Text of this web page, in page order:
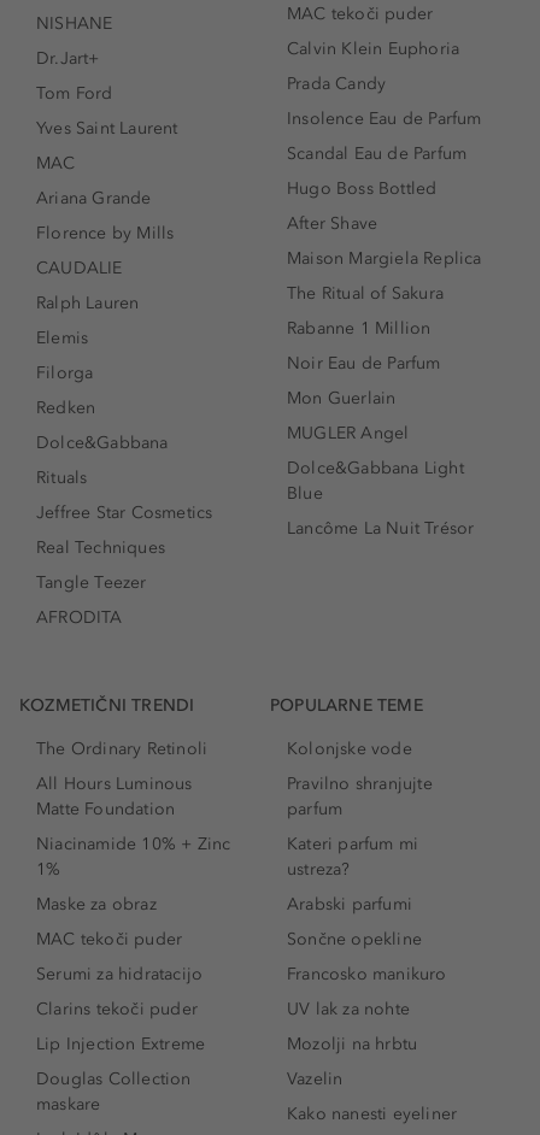
NISHANE
Dr.Jart+
Tom Ford
Yves Saint Laurent
MAC
Ariana Grande
Florence by Mills
CAUDALIE
Ralph Lauren
Elemis
Filorga
Redken
Dolce&Gabbana
Rituals
Jeffree Star Cosmetics
Real Techniques
Tangle Teezer
AFRODITA
MAC tekoči puder
Calvin Klein Euphoria
Prada Candy
Insolence Eau de Parfum
Scandal Eau de Parfum
Hugo Boss Bottled
After Shave
Maison Margiela Replica
The Ritual of Sakura
Rabanne 1 Million
Noir Eau de Parfum
Mon Guerlain
MUGLER Angel
Dolce&Gabbana Light
Blue
Lancôme La Nuit Trésor
KOZMETIČNI TRENDI
The Ordinary Retinoli
All Hours Luminous
Matte Foundation
Niacinamide 10% + Zinc
1%
Maske za obraz
MAC tekoči puder
Serumi za hidratacijo
Clarins tekoči puder
Lip Injection Extreme
Douglas Collection
maskare
POPULARNE TEME
Kolonjske vode
Pravilno shranjujte
parfum
Kateri parfum mi
ustreza?
Arabski parfumi
Sončne opekline
Francosko manikuro
UV lak za nohte
Mozolji na hrbtu
Vazelin
Kako nanesti eyeliner